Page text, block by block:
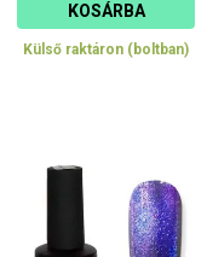
KOSÁRBA
Külső raktáron (boltban)